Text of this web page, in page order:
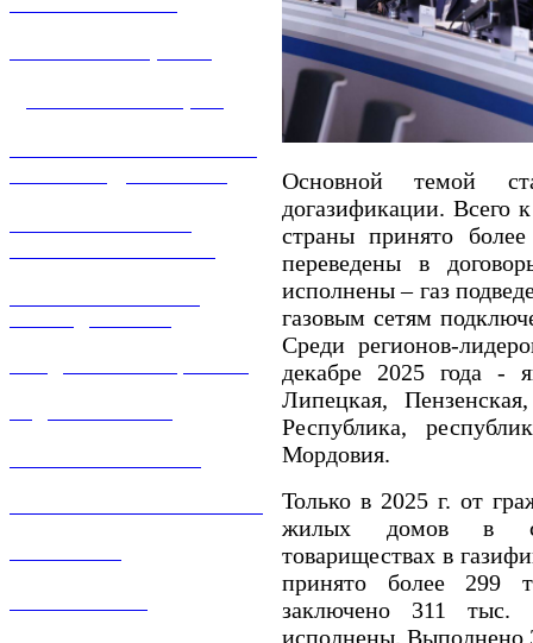
Основной темой
догазификации. Всего
страны принято
переведены в
исполнены – газ
газовым сетям
Среди регионов-
декабре 2025 года -
Липецкая,
Республика,
Мордовия.
Только в 2025 г. от
жилых домов в
товариществах в
принято более 299
заключено 311 тыс.
исполнены. Выполнено